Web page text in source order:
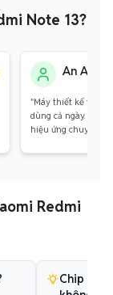
Note 13?
An An
"Máy thiết kế
dùng cả ngày. Màu
hiệu ứng chuyển
Redmi
Chip